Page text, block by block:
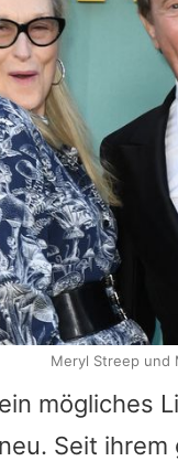
mögliches
Seit
Meryl Streep und